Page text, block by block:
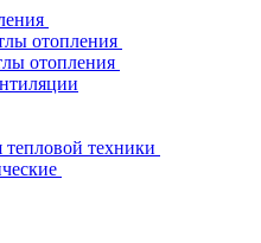
отопления
отопления
техники